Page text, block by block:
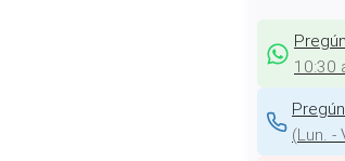
10:30
(Lun. -